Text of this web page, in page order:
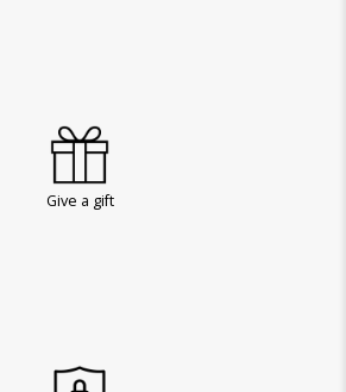
Give a gift